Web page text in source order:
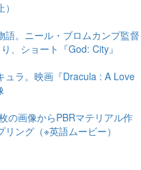
。ニール・ブロムカンプ監督
、ショート『God: City』
ュラ。映画『Dracula : A Love
の画像からPBRマテリアル作
ング（※英語ムービー）